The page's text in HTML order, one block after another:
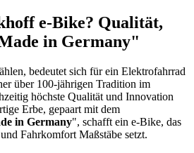
e-Bike? Qualität,
in Germany"
bedeutet sich für ein Elektrofahrrad
über 100-jährigen Tradition im
höchste Qualität und Innovation
Erbe, gepaart mit dem
in Germany", schafft ein e-Bike, das
Fahrkomfort Maßstäbe setzt.